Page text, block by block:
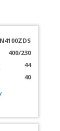
400/230
44
40